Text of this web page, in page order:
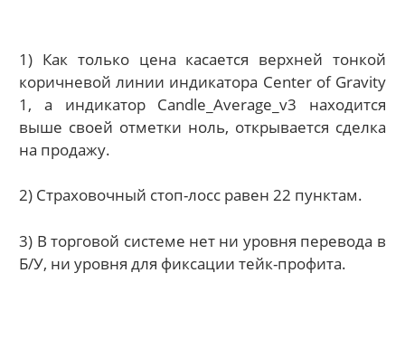
1) Как только цена касается верхней тонкой
коричневой линии индикатора Center of Gravity
1, а индикатор Candle_Average_v3 находится
выше своей отметки ноль, открывается сделка
на продажу.
2) Страховочный стоп-лосс равен 22 пунктам.
3) В торговой системе нет ни уровня перевода в
Б/У, ни уровня для фиксации тейк-профита.